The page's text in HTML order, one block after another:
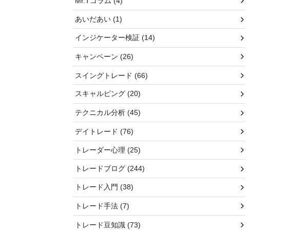
あいだあい(1)
インジケーター検証(14)
キャンペーン(26)
スイングトレード(66)
スキャルピング(20)
テクニカル分析(45)
デイトレード(76)
トレーダー心理(25)
トレードブログ(244)
トレード入門(38)
トレード手法(7)
トレード豆知識(73)